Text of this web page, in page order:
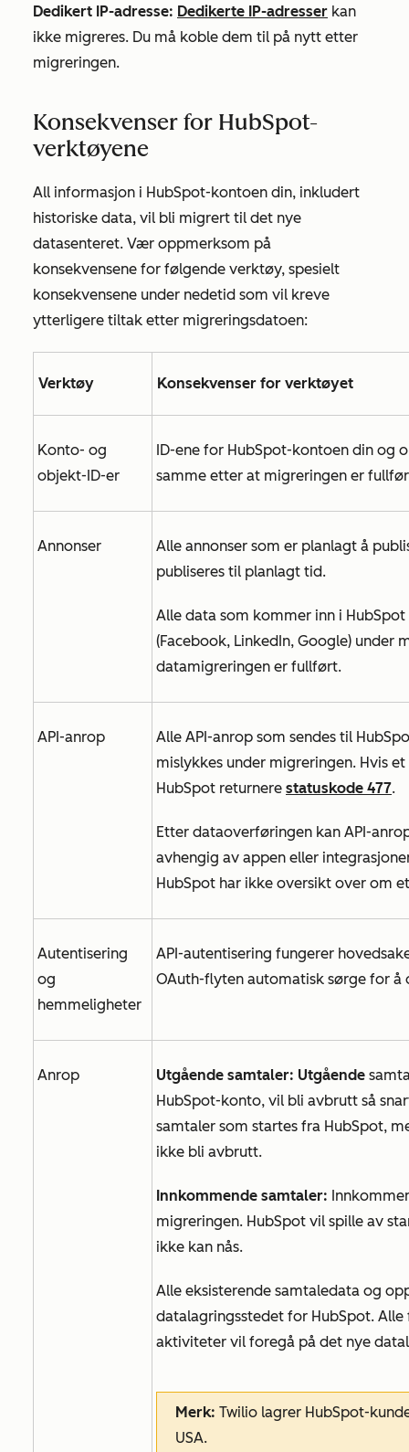
Dedikert IP-adresse: Dedikerte IP-adresser kan
ikke migreres. Du må koble dem til på nytt etter
migreringen.
Konsekvenser for HubSpot-
verktøyene
All informasjon i HubSpot-kontoen din, inkludert
historiske data, vil bli migrert til det nye
datasenteret. Vær oppmerksom på
konsekvensene for følgende verktøy, spesielt
konsekvensene under nedetid som vil kreve
ytterligere tiltak etter migreringsdatoen:
Verktøy Konsekvenser for verktøyet
Konto- og
objekt-ID-er
ID-ene for HubSpot-kontoen din og
samme etter at migreringen er
Annonser
Alle annonser som er planlagt å
publiseres til planlagt tid.
Alle data som kommer inn i
(Facebook, LinkedIn, Google) under
datamigreringen er fullført.
API-anrop
Alle API-anrop som sendes til
mislykkes under migreringen. Hvis
HubSpot returnere statuskode 477.
Etter dataoverføringen kan API-
avhengig av appen eller
HubSpot har ikke oversikt over om
Autentisering
og
hemmeligheter
API-autentisering fungerer
OAuth-flyten automatisk sørge for
Anrop Utgående samtaler: Utgående
HubSpot-konto, vil bli avbrutt så
samtaler som startes fra HubSpot,
ikke bli avbrutt.
Innkommende samtaler:
migreringen. HubSpot vil spille av
ikke kan nås.
Alle eksisterende samtaledata og
datalagringsstedet for HubSpot.
aktiviteter vil foregå på det nye
Merk: Twilio lagrer HubSpot-
USA.